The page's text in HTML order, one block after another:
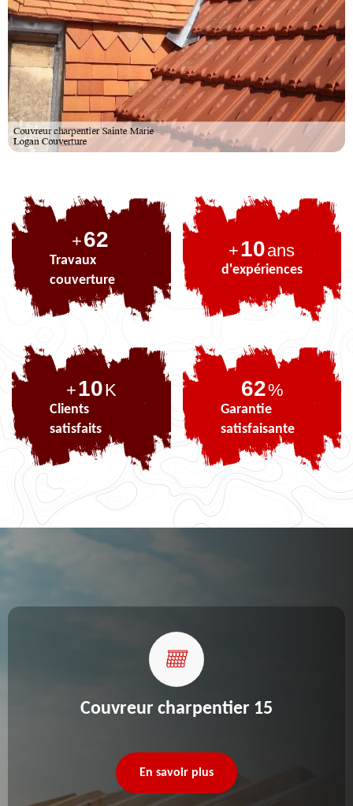
+78
Travaux
couverture
+10ans
d'expériences
+10K
Clients
satisfaits
78%
Garantie
satisfaisante
Couvreur charpentier 15
En savoir plus